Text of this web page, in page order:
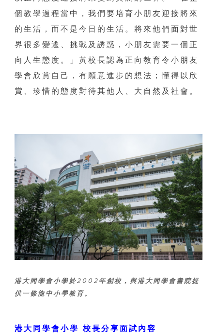
個教學過程當中，我們要培育小朋友迎接將來
的生活，而不是今日的生活。將來他們面對世
界很多變遷、挑戰及誘惑，小朋友需要一個正
向人生態度。」黃校長認為正向教育令小朋友
學會欣賞自己，有願意進步的想法；懂得以欣
賞、珍惜的態度對待其他人、大自然及社會。
港大同學會小學於2002年創校，與港大同學會書院提
供一條龍中小學教育。
港大同學會小學 校長分享面試內容